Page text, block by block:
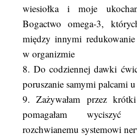
wiesiołka i moje
Bogactwo omega-3,
między innymi redukowanie
w organizmie
8. Do codziennej dawki
poruszanie samymi palcami
9. Zażywałam przez
pomagałam
rozchwianemu systemowi